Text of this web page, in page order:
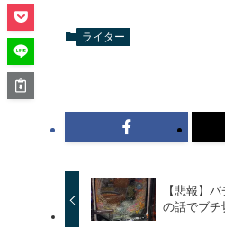
ライター
【悲報】
の話でブチ